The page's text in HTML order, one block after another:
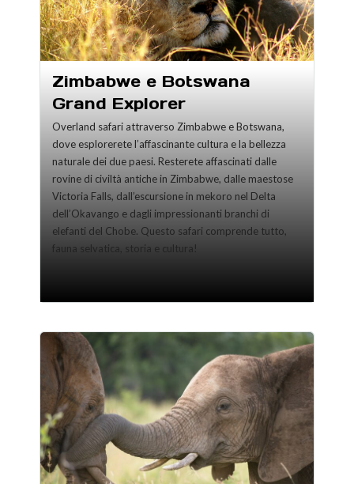
Zimbabwe e Botswana
Grand Explorer
Overland safari attraverso Zimbabwe e Botswana,
dove esplorerete l’affascinante cultura e la bellezza
naturale dei due paesi. Resterete affascinati dalle
rovine di civiltà antiche in Zimbabwe, dalle maestose
Victoria Falls, dall’escursione in mekoro nel Delta
dell’Okavango e dagli impressionanti branchi di
elefanti del Chobe. Questo safari comprende tutto,
fauna selvatica, storia e cultura!